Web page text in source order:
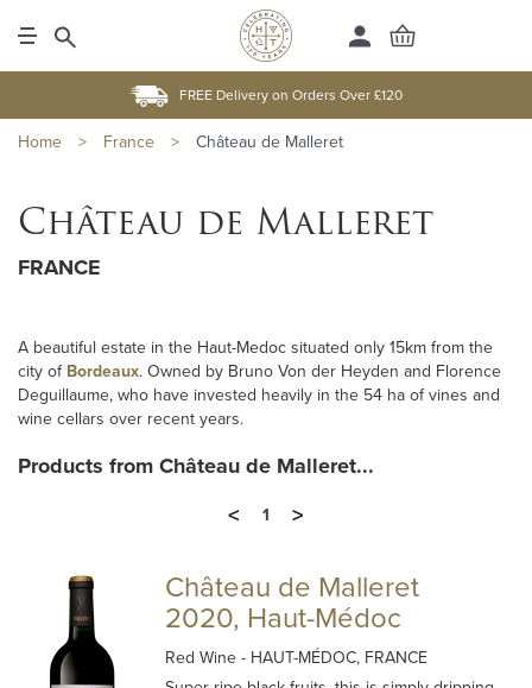
FREE Delivery on Orders Over £120
Home > France > Château de Malleret
Château de Malleret
FRANCE
A beautiful estate in the Haut-Medoc situated only 15km from the
city of Bordeaux. Owned by Bruno Von der Heyden and Florence
Deguillaume, who have invested heavily in the 54 ha of vines and
wine cellars over recent years.
Products from Château de Malleret...
<
1 >
Château de Malleret
2020, Haut-Médoc
Red Wine- HAUT-MÉDOC, FRANCE